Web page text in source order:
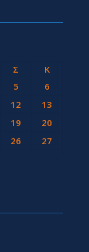
Σ
Κ
5
6
12
13
19
20
26
27